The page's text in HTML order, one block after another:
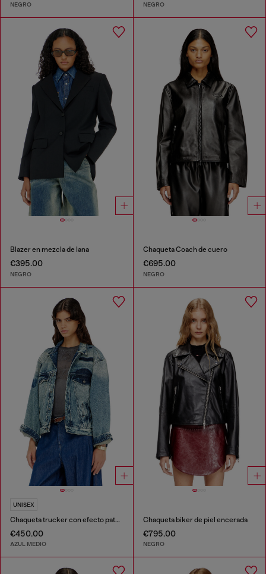
NEGRO NEGRO
Blazer en mezcla de lana
€395.00
NEGRO
Chaqueta Coach de cuero
€695.00
NEGRO
UNISEX
Chaqueta trucker con efecto patch
€450.00
AZUL MEDIO
Chaqueta biker de piel encerada
€795.00
NEGRO